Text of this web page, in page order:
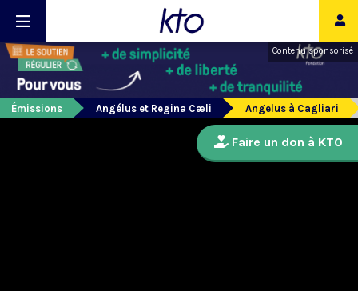
Contenu sponsorisé
Émissions Angélus et Regina Cæli Angelus à Cagliari
Faire un don à KTO